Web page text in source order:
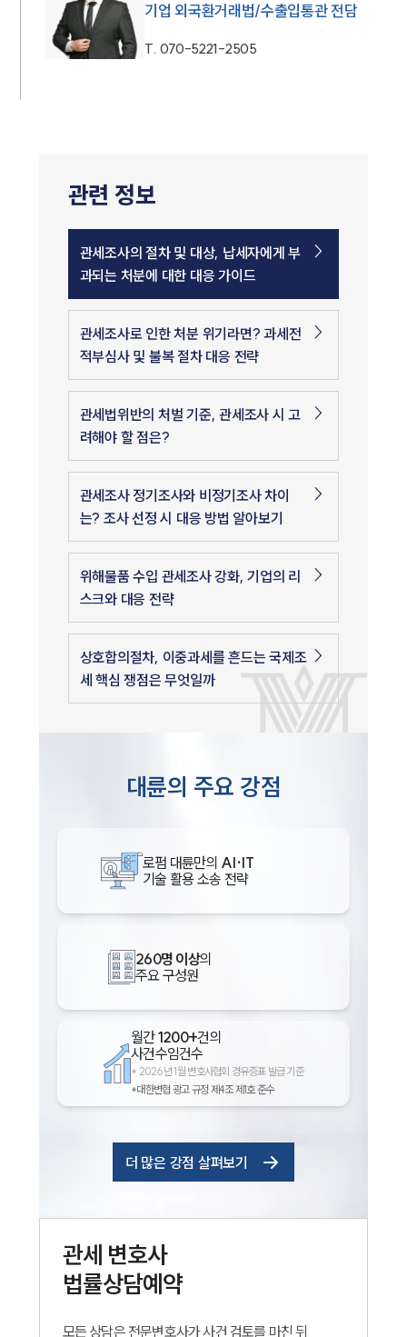
기업 외국환거래법/수출입통관 전담
T. 070-5221-2505
관련 정보
관세조사의 절차 및 대상, 납세자에게 부
과되는 처분에 대한 대응 가이드
관세조사로 인한 처분 위기라면? 과세전
적부심사 및 불복 절차 대응 전략
관세법위반의 처벌 기준, 관세조사 시 고
려해야 할 점은?
관세조사 정기조사와 비정기조사 차이
는? 조사 선정 시 대응 방법 알아보기
위해물품 수입 관세조사 강화, 기업의 리
스크와 대응 전략
상호합의절차, 이중과세를 흔드는 국제조
세 핵심 쟁점은 무엇일까
대륜의 주요 강점
로펌 대륜만의 AI·IT
기술 활용 소송 전략
260명 이상의
주요 구성원
월간1200+건의
사건수임건수
* 2026년 1월 변호사협회 경유증표 발급 기준
*대한변협 광고 규정 제4조 제1호 준수
더 많은 강점 살펴보기
관세 변호사
법률상담예약
모든 상담은 전문변호사가 사건 검토를 마친 뒤